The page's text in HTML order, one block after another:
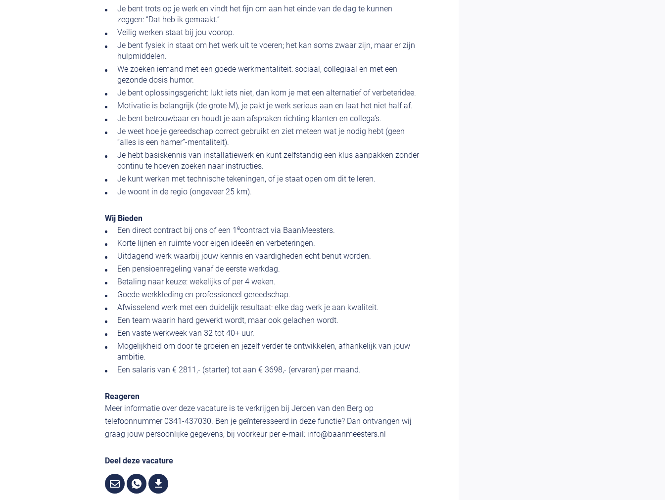
Je bent trots op je werk en vindt het fijn om aan het einde van de dag te kunnen
zeggen: “Dat heb ik gemaakt.”
Veilig werken staat bij jou voorop.
Je bent fysiek in staat om het werk uit te voeren; het kan soms zwaar zijn, maar er zijn
hulpmiddelen.
We zoeken iemand met een goede werkmentaliteit: sociaal, collegiaal en met een
gezonde dosis humor.
Je bent oplossingsgericht: lukt iets niet, dan kom je met een alternatief of verbeteridee.
Motivatie is belangrijk (de grote M), je pakt je werk serieus aan en laat het niet half af.
Je bent betrouwbaar en houdt je aan afspraken richting klanten en collega’s.
Je weet hoe je gereedschap correct gebruikt en ziet meteen wat je nodig hebt (geen
“alles is een hamer”-mentaliteit).
Je hebt basiskennis van installatiewerk en kunt zelfstandig een klus aanpakken zonder
continu te hoeven zoeken naar instructies.
Je kunt werken met technische tekeningen, of je staat open om dit te leren.
Je woont in de regio (ongeveer 25 km).
Wij Bieden
Een direct contract bij ons of een 1 econtract via BaanMeesters.
Korte lijnen en ruimte voor eigen ideeën en verbeteringen.
Uitdagend werk waarbij jouw kennis en vaardigheden echt benut worden.
Een pensioenregeling vanaf de eerste werkdag.
Betaling naar keuze: wekelijks of per 4 weken.
Goede werkkleding en professioneel gereedschap.
Afwisselend werk met een duidelijk resultaat: elke dag werk je aan kwaliteit.
Een team waarin hard gewerkt wordt, maar ook gelachen wordt.
Een vaste werkweek van 32 tot 40+ uur.
Mogelijkheid om door te groeien en jezelf verder te ontwikkelen, afhankelijk van jouw
ambitie.
Een salaris van € 2811,- (starter) tot aan € 3698,- (ervaren) per maand.
Reageren
Meer informatie over deze vacature is te verkrijgen bij Jeroen van den Berg op
telefoonnummer 0341-437030. Ben je geïnteresseerd in deze functie? Dan ontvangen wij
graag jouw persoonlijke gegevens, bij voorkeur per e-mail: info@baanmeesters.nl
Deel deze vacature